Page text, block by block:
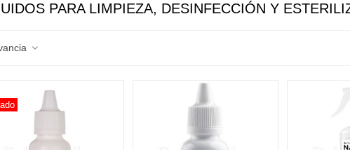
PARA LIMPIEZA, DESINFECCIÓN Y